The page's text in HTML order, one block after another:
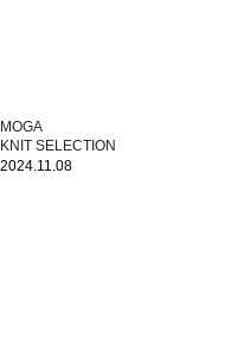
MOGA
KNIT SELECTION
2024.11.08